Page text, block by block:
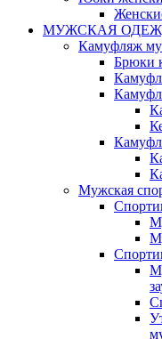
МУЖСКАЯ
Камуфляж
Брюки
Мужская